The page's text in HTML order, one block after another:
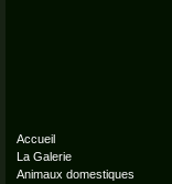
Accueil
La Galerie
Animaux domestiques